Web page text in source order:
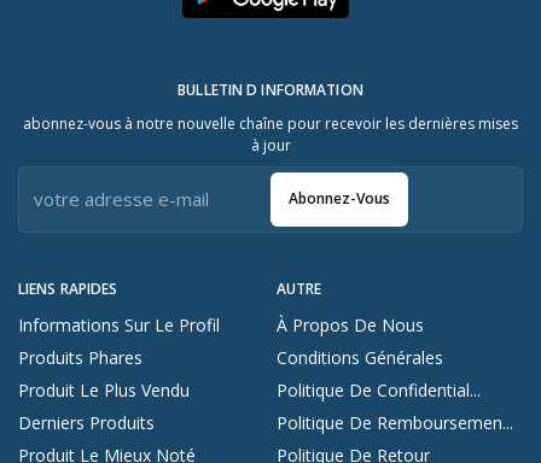
LIENS RAPIDES
Informations Sur Le Profil
Produits Phares
Produit Le Plus Vendu
Derniers Produits
Produit Le Mieux Noté
AUTRE
À Propos De Nous
Conditions Générales
Politique De Confidential...
Politique De Remboursemen...
Politique De Retour
BULLETIN D INFORMATION
abonnez-vous à notre nouvelle chaîne pour recevoir les dernières mises
à jour
Abonnez-Vous